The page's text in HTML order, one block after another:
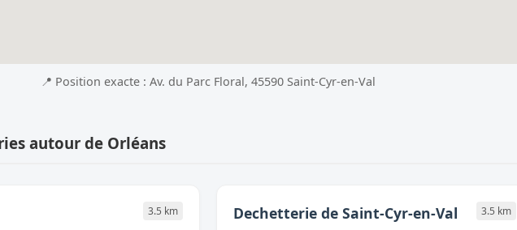
📍 Position exacte : Av. du Parc Floral, 45590 Saint-Cyr-en-Val
autour de Orléans
3.5 km Dechetterie de Saint-Cyr-en-Val 3.5 km